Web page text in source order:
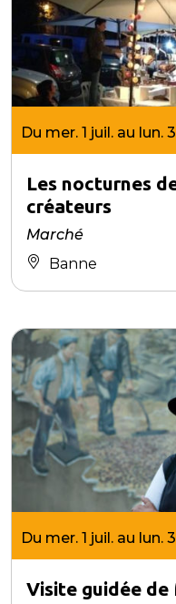
Du mer. 1 juil. au lun.
Les nocturnes
créateurs
Marché
Banne
Du mer. 1 juil. au lun.
Visite guidée de